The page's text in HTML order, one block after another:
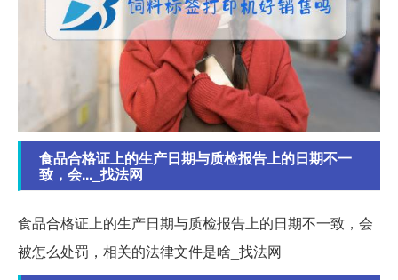
食品合格证上的生产日期与质检报告上的日期不一
致，会..._找法网
食品合格证上的生产日期与质检报告上的日期不一致，会
被怎么处罚，相关的法律文件是啥_找法网